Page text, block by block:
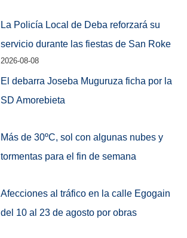
La Policía Local de Deba reforzará su
servicio durante las fiestas de San Roke
2026-08-08
El debarra Joseba Muguruza ficha por la
SD Amorebieta
Más de 30ºC, sol con algunas nubes y
tormentas para el fin de semana
Afecciones al tráfico en la calle Egogain
del 10 al 23 de agosto por obras